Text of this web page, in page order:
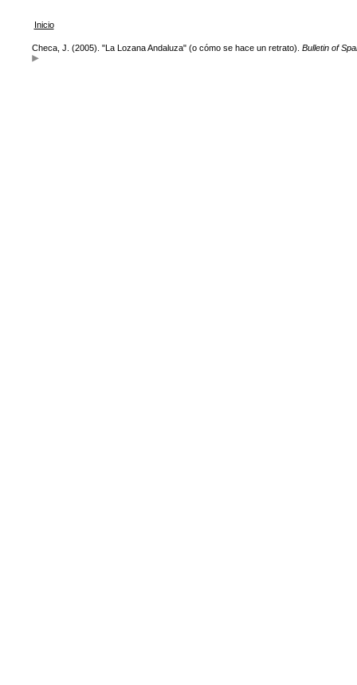
Inicio
Checa, J. (2005). "La Lozana Andaluza" (o cómo se hace un retrato). Bulletin of